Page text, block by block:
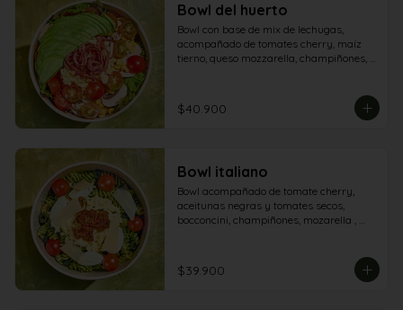
Bowl del huerto
Bowl con base de mix de lechugas,
acompañado de tomates cherry, maíz
tierno, queso mozzarella, champiñones,
$40.900
Bowl italiano
Bowl acompañado de tomate cherry,
aceitunas negras y tomates secos,
bocconcini, champiñones, mozarella ,
$39.900